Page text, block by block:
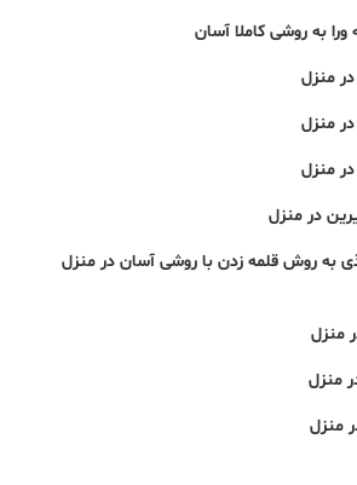
به روشی کاملا آسان
منزل
منزل
منزل
در منزل
به روش قلمه زدن با روشی آسان در منزل
منزل
منزل
منزل